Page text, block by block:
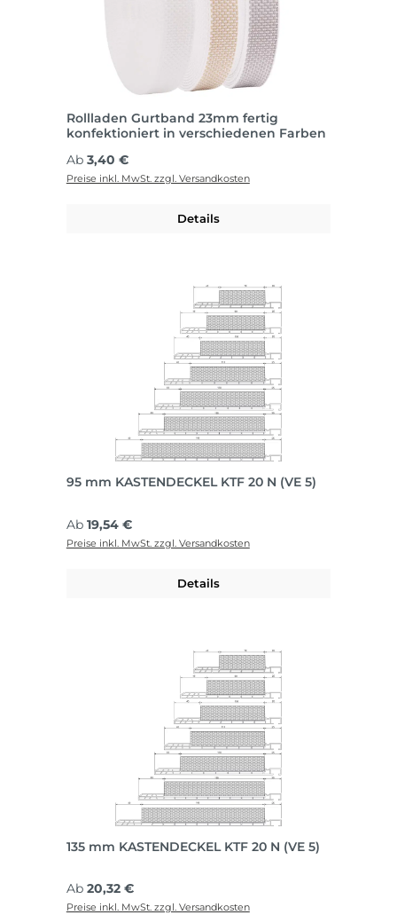
Rollladen Gurtband 23mm fertig
konfektioniert in verschiedenen Farben
Regulärer Preis:
Ab 3,40 €
Preise inkl. MwSt. zzgl. Versandkosten
Details
95 mm KASTENDECKEL KTF 20 N (VE 5)
Regulärer Preis:
Ab 19,54 €
Preise inkl. MwSt. zzgl. Versandkosten
Details
135 mm KASTENDECKEL KTF 20 N (VE 5)
Regulärer Preis:
Ab 20,32 €
Preise inkl. MwSt. zzgl. Versandkosten